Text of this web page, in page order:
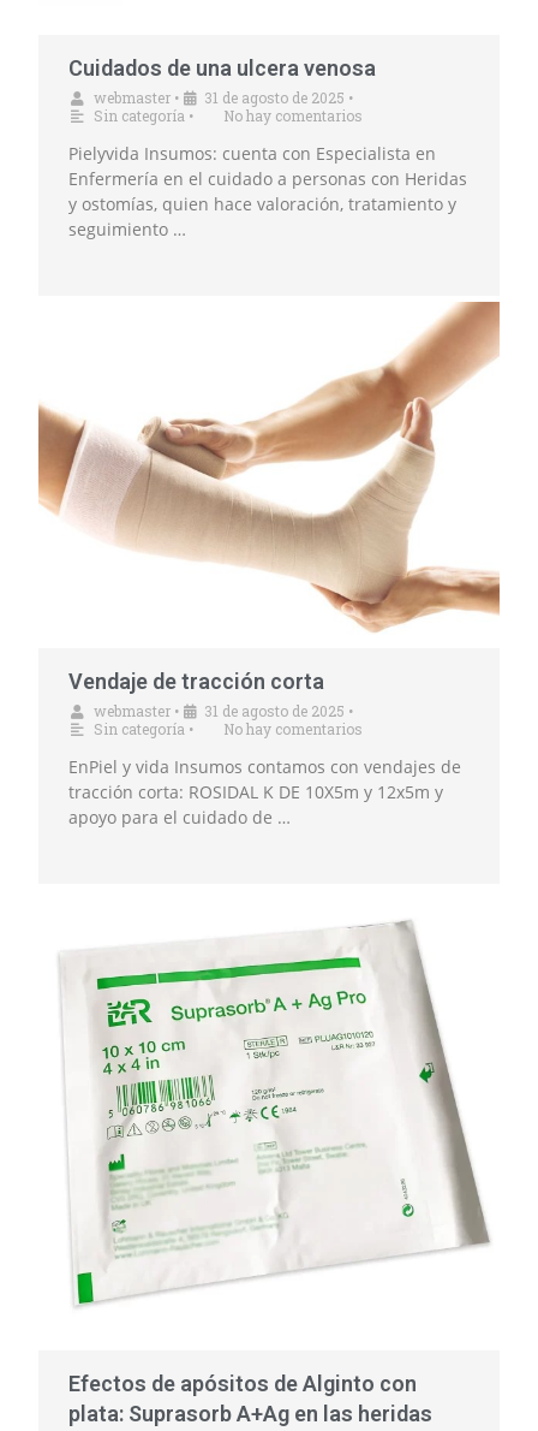
Cuidados de una ulcera venosa
webmaster • 31 de agosto de 2025 •
Sin categoría • No hay comentarios
Pielyvida Insumos: cuenta con Especialista en
Enfermería en el cuidado a personas con Heridas
y ostomías, quien hace valoración, tratamiento y
seguimiento …
Vendaje de tracción corta
webmaster • 31 de agosto de 2025 •
Sin categoría • No hay comentarios
EnPiel y vida Insumos contamos con vendajes de
tracción corta: ROSIDAL K DE 10X5m y 12x5m y
apoyo para el cuidado de …
Efectos de apósitos de Alginto con
plata: Suprasorb A+Ag en las heridas